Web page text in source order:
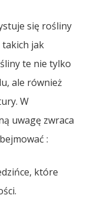
się rośliny
takich jak
te nie tylko
ale również
W
uwagę zwraca
:
które